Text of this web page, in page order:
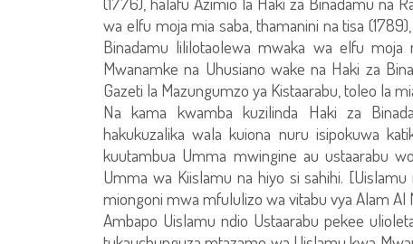
wa elfu moja mia saba, thamanini na tisa
Binadamu lililotaolewa mwaka wa elfu
Mwanamke na Uhusiano wake na Haki za
Gazeti la Mazungumzo ya Kistaarabu, toleo la
Na kama kwamba kuzilinda Haki za
hakukuzalika wala kuiona nuru isipokuwa
kuutambua Umma mwingine au ustaarabu
Umma wa Kiislamu na hiyo si sahihi.
miongoni mwa mfululizo wa vitabu vya Alam Al
Ambapo Uislamu ndio Ustaarabu pekee